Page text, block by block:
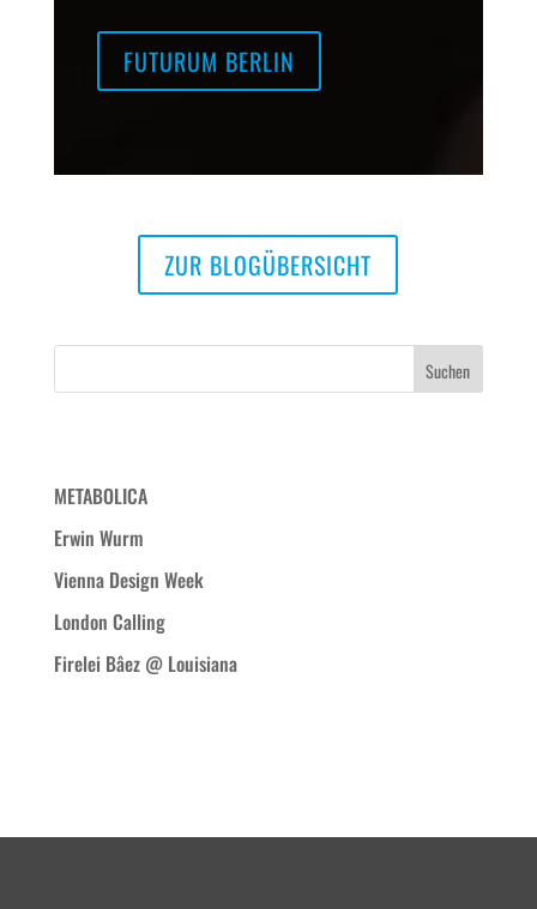
FUTURUM BERLIN
ZUR BLOGÜBERSICHT
METABOLICA
Erwin Wurm
Vienna Design Week
London Calling
Firelei Bâez @ Louisiana